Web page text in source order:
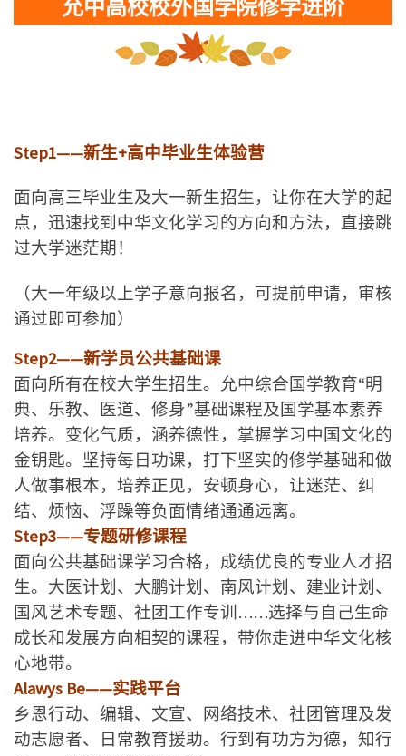
允中高校校外国学院修学进阶
Step1——新生+高中毕业生体验营
面向高三毕业生及大一新生招生，让你在大学的起
点，迅速找到中华文化学习的方向和方法，直接跳
过大学迷茫期！
（大一年级以上学子意向报名，可提前申请，审核
通过即可参加）
Step2——新学员公共基础课
面向所有在校大学生招生。允中综合国学教育“明
典、乐教、医道、修身”基础课程及国学基本素养
培养。变化气质，涵养德性，掌握学习中国文化的
金钥匙。坚持每日功课，打下坚实的修学基础和做
人做事根本，培养正见，安顿身心，让迷茫、纠
结、烦恼、浮躁等负面情绪通通远离。
Step3——专题研修课程
面向公共基础课学习合格，成绩优良的专业人才招
生。大医计划、大鹏计划、南风计划、建业计划、
国风艺术专题、社团工作专训……选择与自己生命
成长和发展方向相契的课程，带你走进中华文化核
心地带。
Alawys Be——实践平台
乡恩行动、编辑、文宣、网络技术、社团管理及发
动志愿者、日常教育援助。行到有功方为德，知行